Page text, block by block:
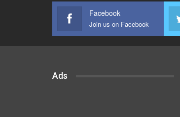
Facebook
Join us on Facebook
Ads